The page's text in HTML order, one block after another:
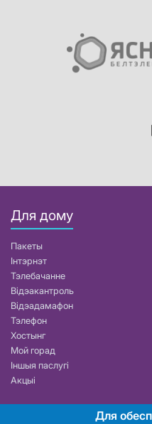
Для дому
Пакеты
Інтэрнэт
Тэлебачанне
Відэакантроль
Відэадамафон
Тэлефон
Хостынг
Мой горад
Іншыя паслугі
Акцыі
Для